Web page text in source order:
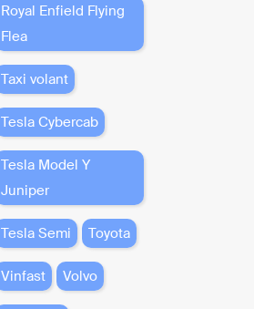
Royal Enfield Flying
Flea
Taxi volant
Tesla Cybercab
Tesla Model Y
Juniper
Tesla Semi Toyota
Vinfast Volvo